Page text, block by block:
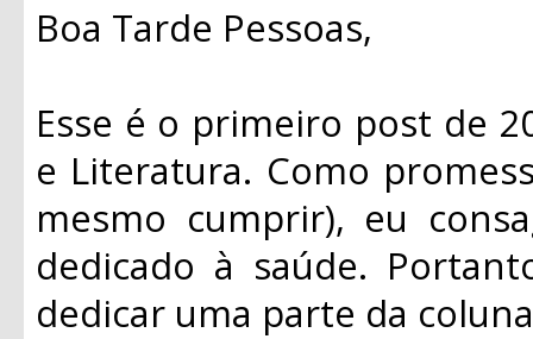
Boa Tarde Pessoas,
Esse é o primeiro post de
e Literatura. Como
mesmo cumprir), eu
dedicado à saúde.
dedicar uma parte da